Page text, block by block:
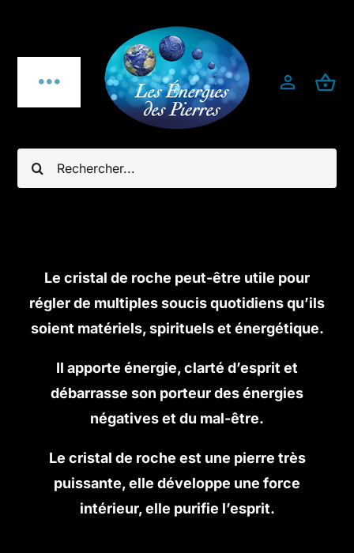
contenu
Rechercher:
Toggle
Navigation
Pierres fines
Boutique en ligne
Le cristal de roche peut-être utile pour
régler de multiples soucis quotidiens qu’ils
soient matériels, spirituels et énergétique.
Il apporte énergie, clarté d’esprit et
débarrasse son porteur des énergies
négatives et du mal-être.
Le cristal de roche est une pierre très
puissante, elle développe une force
intérieur, elle purifie l’esprit.